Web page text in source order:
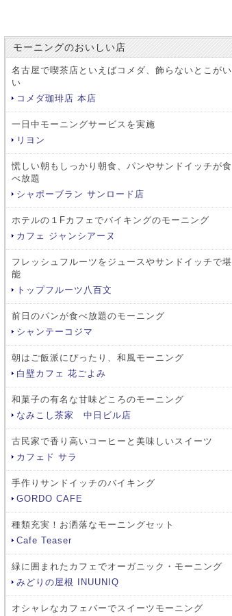
モーニングのおいしい店
名古屋で喫茶店といえばコメダ、飾らないとこがい
い
コメダ珈琲店 本店
一日中モーニングサービスを実施
リヨン
慌しい朝もしっかり朝食、パンやサンドイッチが食
べ放題
シャポーブラン サンロード店
ホテルの１Fカフェでバイキングのモーニング
カフェ ジャンシアーヌ
フレッシュフルーツをジュースやサンドイッチで堪
能
トップフルーツ八百文
前日のパンが食べ放題のモーニング
シャンテーコジマ
朝はご飯派にぴったり、和風モーニング
白壁カフェ 花ごよみ
和菓子の有名な甘味どころのモーニング
なみこし茶家 中日ビル店
古民家で香り高いコーヒーと美味しいスイーツ
カフェド サラ
手作りサンドイッチのバイキング
GORDO CAFE
種類充実！お洒落なモーニングセット
Cafe Teaser
緑に囲まれたカフェでオーガニック・モーニング
みどりの屋根 INUUNIQ
オシャレなカフェバーでスイーツモーニング